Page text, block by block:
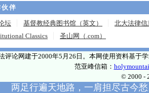
伴
坛 基督教经典图书馆（英文）
北大法律信
Classics
圣山网（.com）
评论网建于2000年5月26日。本网使用资料基于
范亚峰信箱：
© 2000 -
两足行遍天地路，一肩担尽古今